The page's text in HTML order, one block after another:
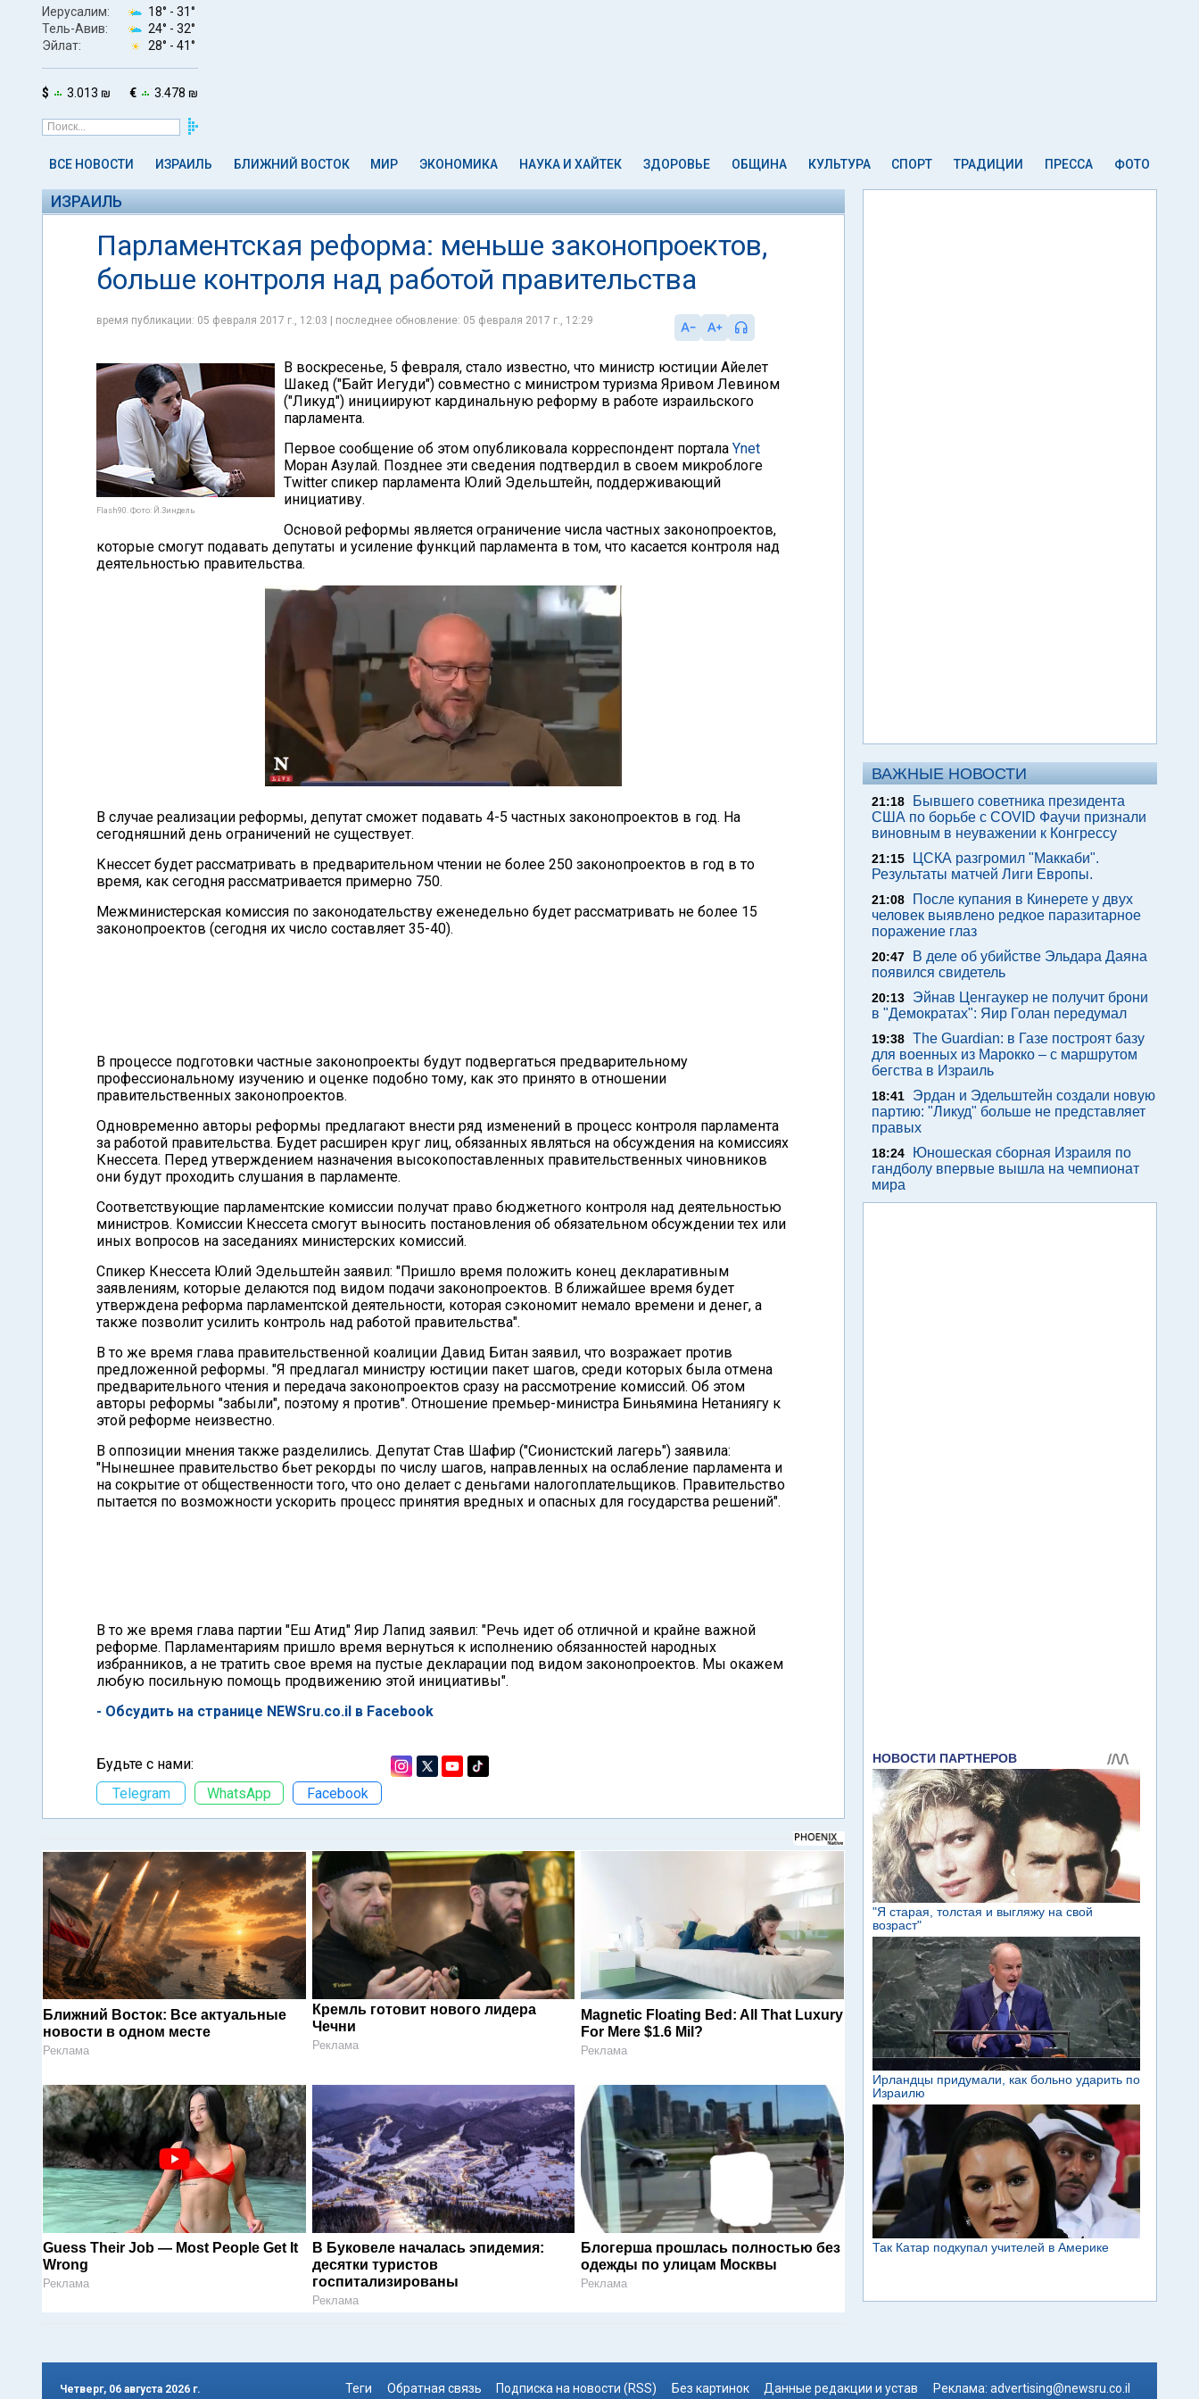
Иерусалим: 18° - 31°
Тель-Авив:
24° - 32°
Эйлат:
28° - 41°
$ 3.013 ₪ € 3.478 ₪
ВСЕ НОВОСТИ ИЗРАИЛЬ БЛИЖНИЙ ВОСТОК МИР ЭКОНОМИКА НАУКА И ХАЙТЕК ЗДОРОВЬЕ ОБЩИНА КУЛЬТУРА СПОРТ ТРАДИЦИИ ПРЕССА ФОТО
ИЗРАИЛЬ
Парламентская реформа: меньше законопроектов,
больше контроля над работой правительства
время публикации: 05 февраля 2017 г., 12:03 | последнее обновление: 05 февраля 2017 г., 12:29
Flash90. Фото: Й.Зиндель
В воскресенье, 5 февраля, стало известно, что министр юстиции Айелет
Шакед ("Байт Иегуди") совместно с министром туризма Яривом Левином
("Ликуд") инициируют кардинальную реформу в работе израильского
парламента.
Первое сообщение об этом опубликовала корреспондент портала Ynet
Моран Азулай. Позднее эти сведения подтвердил в своем микроблоге
Twitter спикер парламента Юлий Эдельштейн, поддерживающий
инициативу.
Основой реформы является ограничение числа частных законопроектов,
которые смогут подавать депутаты и усиление функций парламента в том, что касается контроля над
деятельностью правительства.
В случае реализации реформы, депутат сможет подавать 4-5 частных законопроектов в год. На
сегодняшний день ограничений не существует.
Кнессет будет рассматривать в предварительном чтении не более 250 законопроектов в год в то
время, как сегодня рассматривается примерно 750.
Межминистерская комиссия по законодательству еженедельно будет рассматривать не более 15
законопроектов (сегодня их число составляет 35-40).
В процессе подготовки частные законопроекты будут подвергаться предварительному
профессиональному изучению и оценке подобно тому, как это принято в отношении
правительственных законопроектов.
Одновременно авторы реформы предлагают внести ряд изменений в процесс контроля парламента
за работой правительства. Будет расширен круг лиц, обязанных являться на обсуждения на комиссиях
Кнессета. Перед утверждением назначения высокопоставленных правительственных чиновников
они будут проходить слушания в парламенте.
Соответствующие парламентские комиссии получат право бюджетного контроля над деятельностью
министров. Комиссии Кнессета смогут выносить постановления об обязательном обсуждении тех или
иных вопросов на заседаниях министерских комиссий.
Спикер Кнессета Юлий Эдельштейн заявил: "Пришло время положить конец декларативным
заявлениям, которые делаются под видом подачи законопроектов. В ближайшее время будет
утверждена реформа парламентской деятельности, которая сэкономит немало времени и денег, а
также позволит усилить контроль над работой правительства".
В то же время глава правительственной коалиции Давид Битан заявил, что возражает против
предложенной реформы. "Я предлагал министру юстиции пакет шагов, среди которых была отмена
предварительного чтения и передача законопроектов сразу на рассмотрение комиссий. Об этом
авторы реформы "забыли", поэтому я против". Отношение премьер-министра Биньямина Нетаниягу к
этой реформе неизвестно.
В оппозиции мнения также разделились. Депутат Став Шафир ("Сионистский лагерь") заявила:
"Нынешнее правительство бьет рекорды по числу шагов, направленных на ослабление парламента и
на сокрытие от общественности того, что оно делает с деньгами налогоплательщиков. Правительство
пытается по возможности ускорить процесс принятия вредных и опасных для государства решений".
В то же время глава партии "Еш Атид" Яир Лапид заявил: "Речь идет об отличной и крайне важной
реформе. Парламентариям пришло время вернуться к исполнению обязанностей народных
избранников, а не тратить свое время на пустые декларации под видом законопроектов. Мы окажем
любую посильную помощь продвижению этой инициативы".
- Обсудить на странице NEWSru.co.il в Facebook
Будьте с нами:
Telegram
WhatsApp Facebook
Ближний Восток: Все актуальные
новости в одном месте
Реклама
Кремль готовит нового лидера
Чечни
Реклама
Magnetic Floating Bed: All That Luxury
For Mere $1.6 Mil?
Реклама
Guess Their Job — Most People Get It
Wrong
Реклама
В Буковеле началась эпидемия:
десятки туристов
госпитализированы
Реклама
Блогерша прошлась полностью без
одежды по улицам Москвы
Реклама
ВАЖНЫЕ НОВОСТИ
21:18
Бывшего советника президента
США по борьбе с COVID Фаучи признали
виновным в неуважении к Конгрессу
21:15
ЦСКА разгромил "Маккаби".
Результаты матчей Лиги Европы.
21:08
После купания в Кинерете у двух
человек выявлено редкое паразитарное
поражение глаз
20:47
В деле об убийстве Эльдара Даяна
появился свидетель
20:13
Эйнав Ценгаукер не получит брони
в "Демократах": Яир Голан передумал
19:38 The Guardian: в Газе построят базу
для военных из Марокко – с маршрутом
бегства в Израиль
18:41
Эрдан и Эдельштейн создали новую
партию: "Ликуд" больше не представляет
правых
18:24
Юношеская сборная Израиля по
гандболу впервые вышла на чемпионат
мира
Четверг, 06 августа 2026 г. Теги Обратная связь Подписка на новости (RSS) Без картинок Данные редакции и устав Реклама: advertising@newsru.co.il